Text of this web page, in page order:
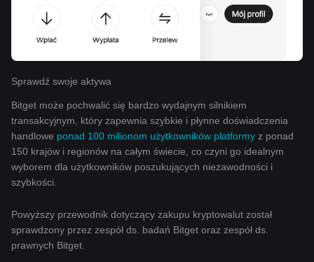
Sprawdź swoje aktywa
Bitget może pochwalić się bardzo wydajnym silnikiem
transakcyjnym, który zapewnia szybkie i płynne doświadczenia
handlowe ponad 100 milionom użytkowników platformy z ponad
150 krajów i regionów na całym świecie, co czyni go idealnym
wyborem dla użytkowników poszukujących niezawodności i
szybkości.
Powyższy przewodnik dotyczący zakupu kryptowalut został
sprawdzony przez zespół ds. badań Bitget oraz zespół ds.
prawnych Bitget.